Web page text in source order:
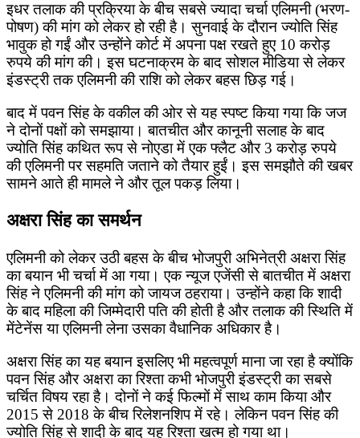
इधर तलाक की प्रक्रिया के बीच सबसे ज्यादा चर्चा एलिमनी (भरण-
पोषण) की मांग को लेकर हो रही है। सुनवाई के दौरान ज्योति सिंह
भावुक हो गईं और उन्होंने कोर्ट में अपना पक्ष रखते हुए 10 करोड़
रुपये की मांग की। इस घटनाक्रम के बाद सोशल मीडिया से लेकर
इंडस्ट्री तक एलिमनी की राशि को लेकर बहस छिड़ गई।
बाद में पवन सिंह के वकील की ओर से यह स्पष्ट किया गया कि जज
ने दोनों पक्षों को समझाया। बातचीत और कानूनी सलाह के बाद
ज्योति सिंह कथित रूप से नोएडा में एक फ्लैट और 3 करोड़ रुपये
की एलिमनी पर सहमति जताने को तैयार हुईं। इस समझौते की खबर
सामने आते ही मामले ने और तूल पकड़ लिया।
अक्षरा सिंह का समर्थन
एलिमनी को लेकर उठी बहस के बीच भोजपुरी अभिनेत्री अक्षरा सिंह
का बयान भी चर्चा में आ गया। एक न्यूज एजेंसी से बातचीत में अक्षरा
सिंह ने एलिमनी की मांग को जायज ठहराया। उन्होंने कहा कि शादी
के बाद महिला की जिम्मेदारी पति की होती है और तलाक की स्थिति में
मेंटेनेंस या एलिमनी लेना उसका वैधानिक अधिकार है।
अक्षरा सिंह का यह बयान इसलिए भी महत्वपूर्ण माना जा रहा है क्योंकि
पवन सिंह और अक्षरा का रिश्ता कभी भोजपुरी इंडस्ट्री का सबसे
चर्चित विषय रहा है। दोनों ने कई फिल्मों में साथ काम किया और
2015 से 2018 के बीच रिलेशनशिप में रहे। लेकिन पवन सिंह की
ज्योति सिंह से शादी के बाद यह रिश्ता खत्म हो गया था।